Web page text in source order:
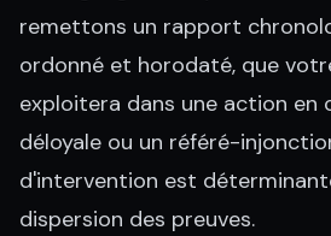
remettons un rapport
ordonné et horodaté, que
exploitera dans une action en
déloyale ou un référé-
d'intervention est
dispersion des preuves.